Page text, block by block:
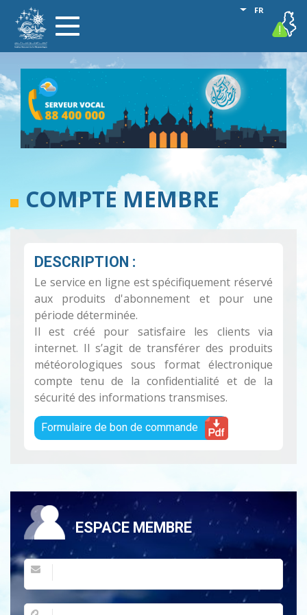
contenu
Toggle
navigation
FR
Lister les
vigilance
COMPTE MEMBRE
DESCRIPTION :
Le service en ligne est spécifiquement réservé
aux produits d'abonnement et pour une
période déterminée.
Il est créé pour satisfaire les clients via
internet. Il s’agit de transférer des produits
météorologiques sous format électronique
compte tenu de la confidentialité et de la
sécurité des informations transmises.
Formulaire de bon de commande
ESPACE MEMBRE